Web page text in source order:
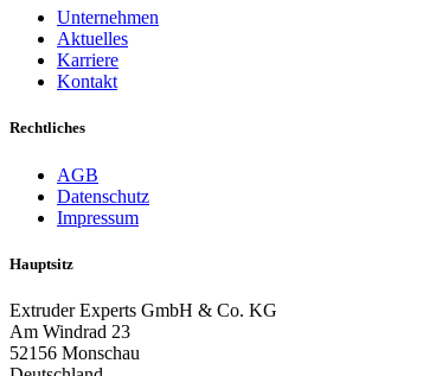
Unternehmen
Aktuelles
Karriere
Kontakt
Rechtliches
AGB
Datenschutz
Impressum
Hauptsitz
Extruder Experts GmbH & Co. KG
Am Windrad 23
52156 Monschau